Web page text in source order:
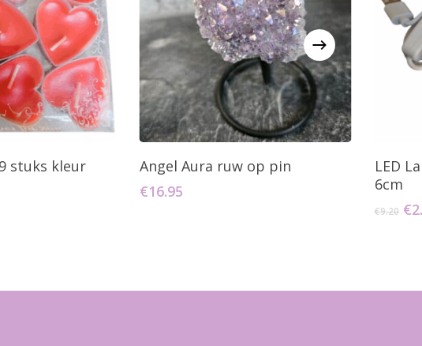
Winkelwagen
stuks kleur
Toevoegen Aan Winkelwagen
Angel Aura ruw op pin
€16.95
LED
6cm
€9.20 €